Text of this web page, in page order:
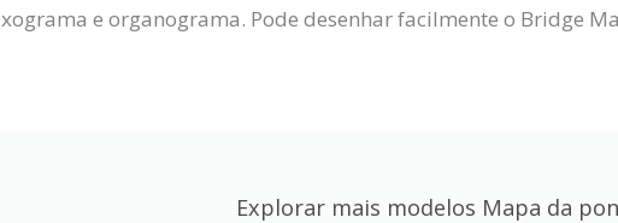
e organograma. Pode desenhar facilmente o Bridge
Explorar mais modelos Mapa da